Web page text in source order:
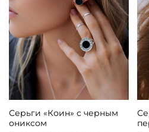
Серьги «Коин» с черным
ониксом